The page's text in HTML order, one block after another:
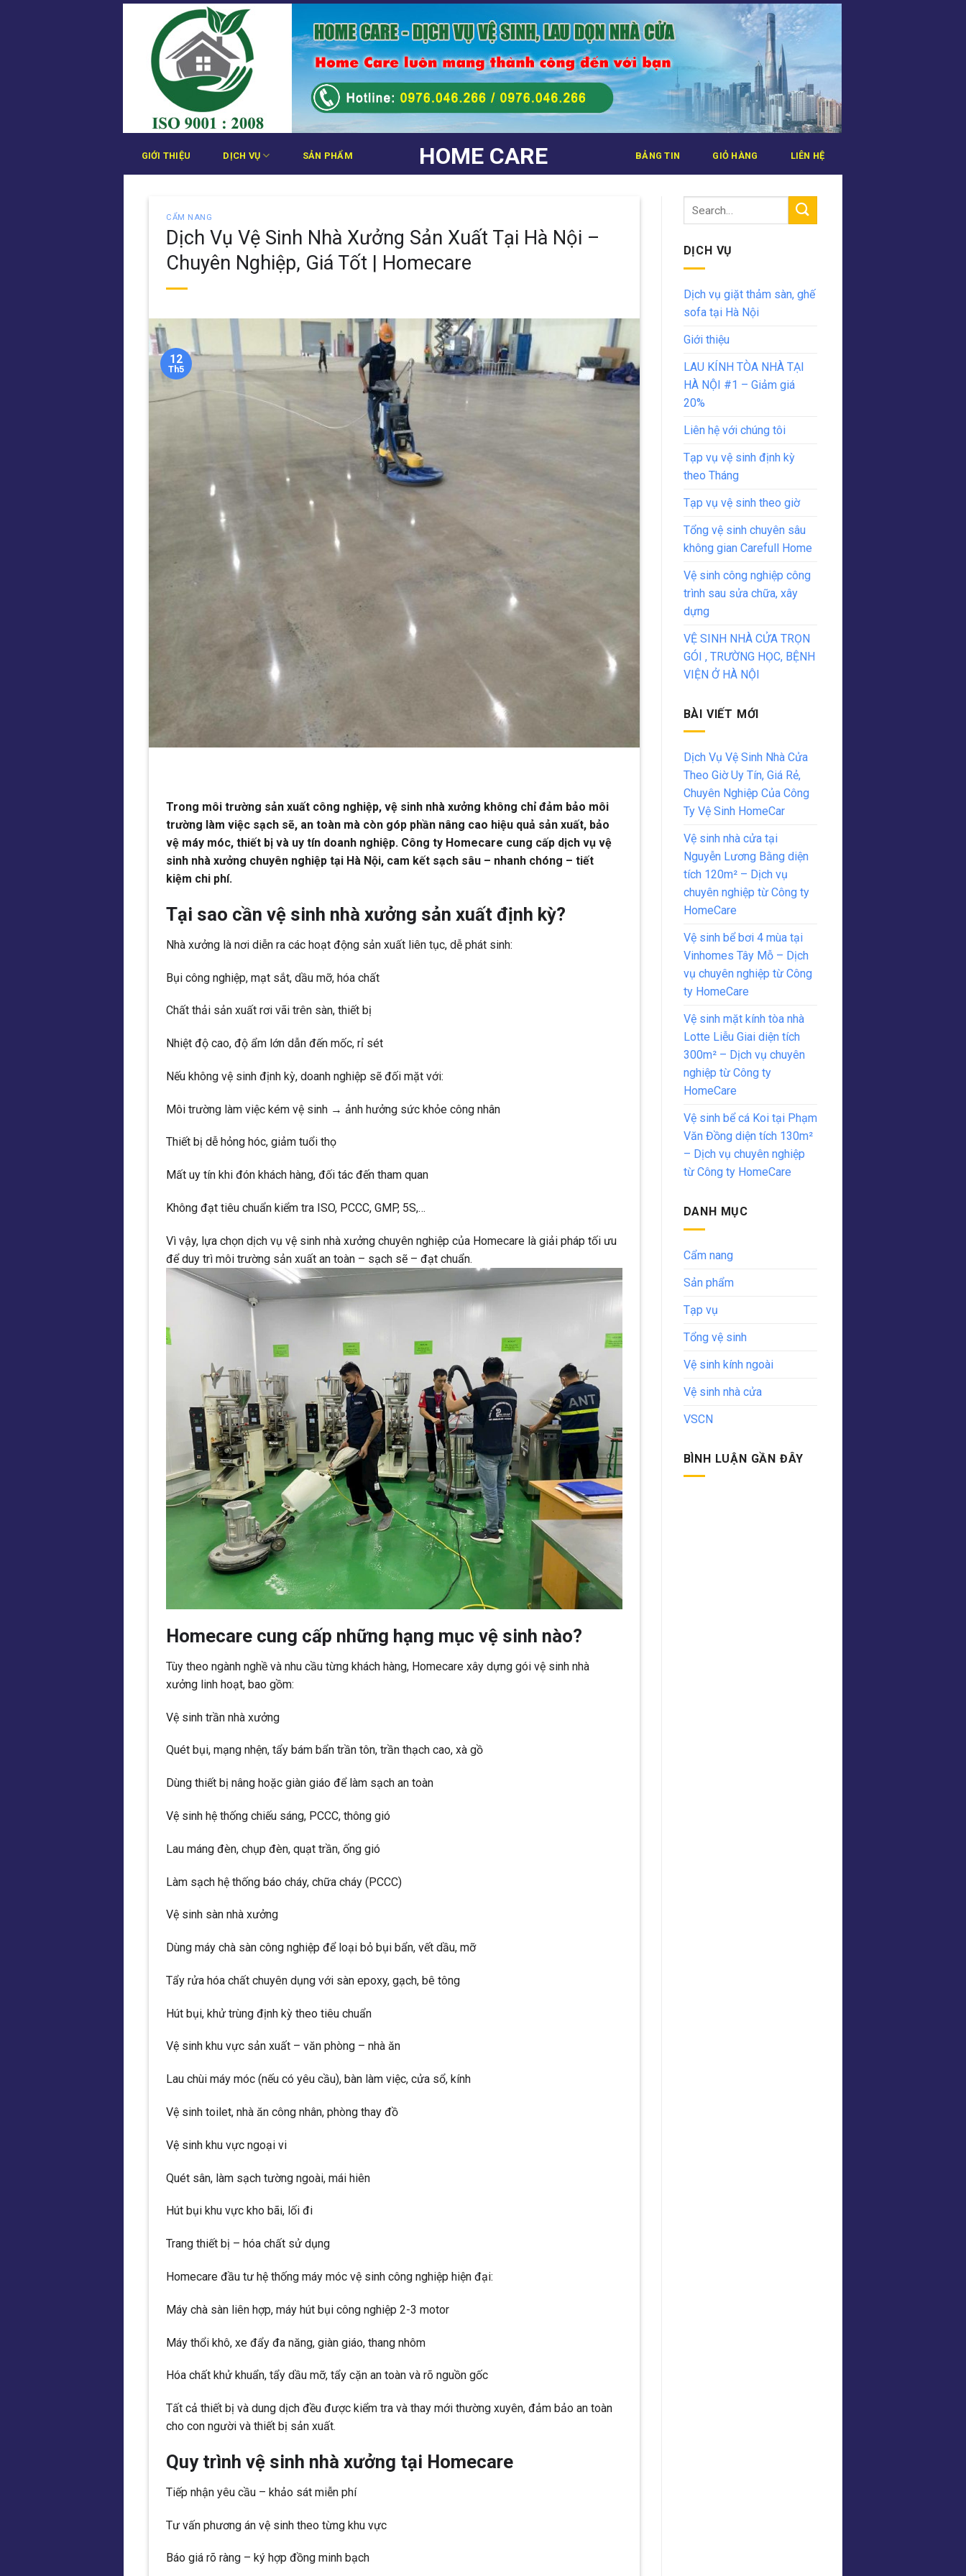
Bỏ
HOME CARE
GIỚI THIỆU DỊCH VỤ SẢN PHẨM BẢNG TIN GIỎ HÀNG LIÊN HỆ
CẨM NANG
Dịch Vụ Vệ Sinh Nhà Xưởng Sản Xuất Tại Hà Nội –
Chuyên Nghiệp, Giá Tốt | Homecare
12
Th5
Trong môi trường sản xuất công nghiệp, vệ sinh nhà xưởng không chỉ đảm bảo môi
trường làm việc sạch sẽ, an toàn mà còn góp phần nâng cao hiệu quả sản xuất, bảo
vệ máy móc, thiết bị và uy tín doanh nghiệp. Công ty Homecare cung cấp dịch vụ vệ
sinh nhà xưởng chuyên nghiệp tại Hà Nội, cam kết sạch sâu – nhanh chóng – tiết
kiệm chi phí.
Tại sao cần vệ sinh nhà xưởng sản xuất định kỳ?
Nhà xưởng là nơi diễn ra các hoạt động sản xuất liên tục, dễ phát sinh:
Bụi công nghiệp, mạt sắt, dầu mỡ, hóa chất
Chất thải sản xuất rơi vãi trên sàn, thiết bị
Nhiệt độ cao, độ ẩm lớn dẫn đến mốc, rỉ sét
Nếu không vệ sinh định kỳ, doanh nghiệp sẽ đối mặt với:
Môi trường làm việc kém vệ sinh → ảnh hưởng sức khỏe công nhân
Thiết bị dễ hỏng hóc, giảm tuổi thọ
Mất uy tín khi đón khách hàng, đối tác đến tham quan
Không đạt tiêu chuẩn kiểm tra ISO, PCCC, GMP, 5S,…
Vì vậy, lựa chọn dịch vụ vệ sinh nhà xưởng chuyên nghiệp của Homecare là giải pháp tối ưu
để duy trì môi trường sản xuất an toàn – sạch sẽ – đạt chuẩn.
Homecare cung cấp những hạng mục vệ sinh nào?
Tùy theo ngành nghề và nhu cầu từng khách hàng, Homecare xây dựng gói vệ sinh nhà
xưởng linh hoạt, bao gồm:
Vệ sinh trần nhà xưởng
Quét bụi, mạng nhện, tẩy bám bẩn trần tôn, trần thạch cao, xà gồ
Dùng thiết bị nâng hoặc giàn giáo để làm sạch an toàn
Vệ sinh hệ thống chiếu sáng, PCCC, thông gió
Lau máng đèn, chụp đèn, quạt trần, ống gió
Làm sạch hệ thống báo cháy, chữa cháy (PCCC)
Vệ sinh sàn nhà xưởng
Dùng máy chà sàn công nghiệp để loại bỏ bụi bẩn, vết dầu, mỡ
Tẩy rửa hóa chất chuyên dụng với sàn epoxy, gạch, bê tông
Hút bụi, khử trùng định kỳ theo tiêu chuẩn
Vệ sinh khu vực sản xuất – văn phòng – nhà ăn
Lau chùi máy móc (nếu có yêu cầu), bàn làm việc, cửa sổ, kính
Vệ sinh toilet, nhà ăn công nhân, phòng thay đồ
Vệ sinh khu vực ngoại vi
Quét sân, làm sạch tường ngoài, mái hiên
Hút bụi khu vực kho bãi, lối đi
Trang thiết bị – hóa chất sử dụng
Homecare đầu tư hệ thống máy móc vệ sinh công nghiệp hiện đại:
Máy chà sàn liên hợp, máy hút bụi công nghiệp 2-3 motor
Máy thổi khô, xe đẩy đa năng, giàn giáo, thang nhôm
Hóa chất khử khuẩn, tẩy dầu mỡ, tẩy cặn an toàn và rõ nguồn gốc
Tất cả thiết bị và dung dịch đều được kiểm tra và thay mới thường xuyên, đảm bảo an toàn
cho con người và thiết bị sản xuất.
Quy trình vệ sinh nhà xưởng tại Homecare
Tiếp nhận yêu cầu – khảo sát miễn phí
Tư vấn phương án vệ sinh theo từng khu vực
Báo giá rõ ràng – ký hợp đồng minh bạch
DỊCH VỤ
Dịch vụ giặt thảm sàn, ghế
sofa tại Hà Nội
Giới thiệu
LAU KÍNH TÒA NHÀ TẠI
HÀ NỘI #1 – Giảm giá
20%
Liên hệ với chúng tôi
Tạp vụ vệ sinh định kỳ
theo Tháng
Tạp vụ vệ sinh theo giờ
Tổng vệ sinh chuyên sâu
không gian Carefull Home
Vệ sinh công nghiệp công
trình sau sửa chữa, xây
dựng
VỆ SINH NHÀ CỬA TRỌN
GÓI , TRƯỜNG HỌC, BỆNH
VIỆN Ở HÀ NỘI
BÀI VIẾT MỚI
Dịch Vụ Vệ Sinh Nhà Cửa
Theo Giờ Uy Tín, Giá Rẻ,
Chuyên Nghiệp Của Công
Ty Vệ Sinh HomeCar
Vệ sinh nhà cửa tại
Nguyễn Lương Bằng diện
tích 120m² – Dịch vụ
chuyên nghiệp từ Công ty
HomeCare
Vệ sinh bể bơi 4 mùa tại
Vinhomes Tây Mỗ – Dịch
vụ chuyên nghiệp từ Công
ty HomeCare
Vệ sinh mặt kính tòa nhà
Lotte Liễu Giai diện tích
300m² – Dịch vụ chuyên
nghiệp từ Công ty
HomeCare
Vệ sinh bể cá Koi tại Phạm
Văn Đồng diện tích 130m²
– Dịch vụ chuyên nghiệp
từ Công ty HomeCare
DANH MỤC
Cẩm nang
Sản phẩm
Tạp vụ
Tổng vệ sinh
Vệ sinh kính ngoài
Vệ sinh nhà cửa
VSCN
BÌNH LUẬN GẦN ĐÂY